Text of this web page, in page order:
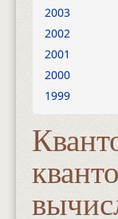
2003
2002
2001
2000
1999